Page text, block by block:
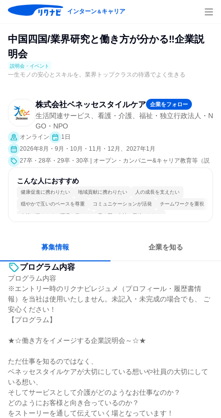
インターン＆キャリア
中国四国/業界研究と働き方が分かる‼企業説
明会
説明会・イベント
一生モノの安心とスキルを。業界トップクラスの待遇でよく生きる
株式会社ベネッセスタイルケア 企業をフォロー
生活関連サービス、看護・介護、福祉・独立行政法人・N
GO・NPO
オンライン
1日
2026年8月・9月・10月・11月・12月、2027年1月
27卒・28卒・29卒・30卒 | オープン・カンパニー&キャリア教育等（説
こんな人におすすめ
健康促進に携わりたい 地域貢献に携わりたい 人の成長を支えたい
穏やかで互いのペースを尊重 コミュニケーションが活発 チームワークを重視
女性が働きやすい環境で働ける 長く同じ会社に居続けられる
募集情報 企業を知る
プログラム内容
プログラム内容
※エントリー時のリクナビレジュメ（プロフィール・履歴書情
報）を当社は使用いたしません。未記入・未完成の場合でも、 ご
安心ください！
【プログラム】
★☆働き方をイメージする企業説明会～☆★
ただ仕事を知るのではなく、
ベネッセスタイルケアが大切にしている想いや社員の大切にして
いる想い、
そしてサービスとして介護がどのようなお仕事なのか？
どのようにお客様と向き合っているのか？
をストーリーを通して伝えていく場となっています！